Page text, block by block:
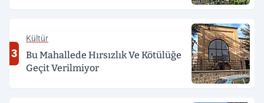
3
Kültür
Bu Mahallede Hırsızlık Ve Kötülüğe
Geçit Verilmiyor